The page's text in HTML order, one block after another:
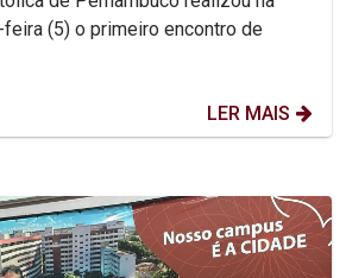
(5) o primeiro encontro de
LER MAIS